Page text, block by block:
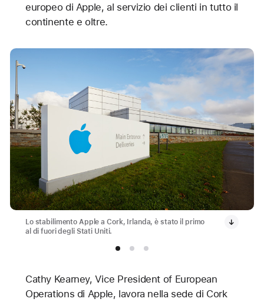
europeo di Apple, al servizio dei clienti in tutto il
continente e oltre.
Lo stabilimento Apple a Cork, Irlanda, è stato il primo
al di fuori degli Stati Uniti.
Cathy Kearney, Vice President of European
Operations di Apple, lavora nella sede di Cork